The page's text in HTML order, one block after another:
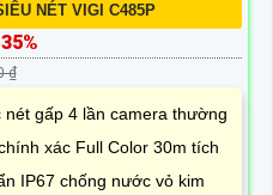
NÉT VIGI C485P
₫
nét gấp 4 lần camera thường
xác Full Color 30m tích
IP67 chống nước vỏ kim